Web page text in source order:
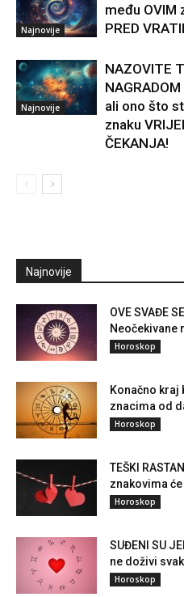
Najnovije
među OVIM
PRED
Najnovije
NAZOVITE
ali ono što
znaku
ČEKANJA!
Najnovije
OVE SVAĐE
Neočekivane
Horoskop
Konačno kraj
znacima od
Horoskop
TEŠKI
znakovima
Horoskop
SUĐENI SU
ne doživi
Horoskop